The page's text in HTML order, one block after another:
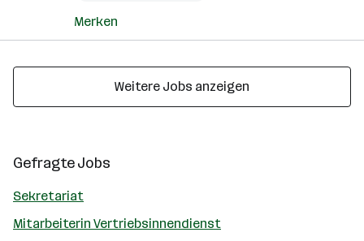
Merken
Weitere Jobs anzeigen
Gefragte Jobs
Sekretariat
Mitarbeiterin Vertriebsinnendienst